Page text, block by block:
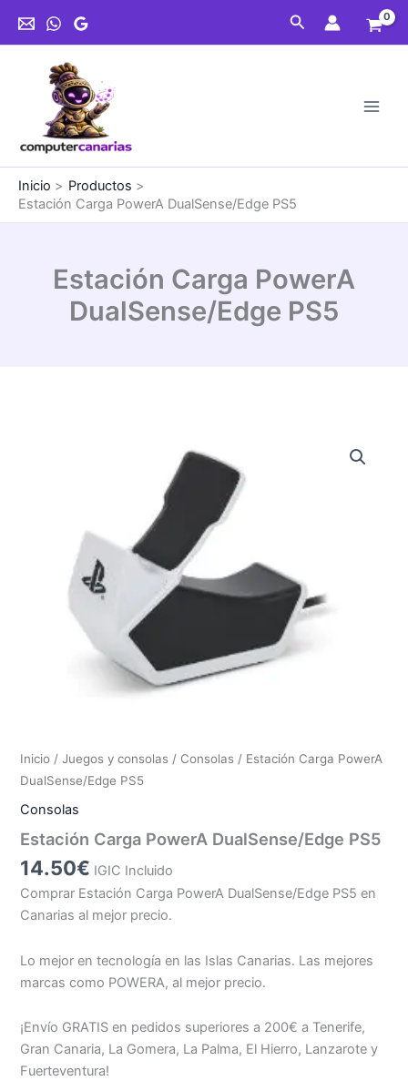
Buscar
Inicio
Productos
Estación Carga PowerA DualSense/Edge PS5
Estación Carga PowerA
DualSense/Edge PS5
Inicio /Juegos y consolas / Consolas / Estación Carga PowerA
DualSense/Edge PS5
Consolas
Estación Carga PowerA DualSense/Edge PS5
14.50€ IGIC Incluido
Comprar Estación Carga PowerA DualSense/Edge PS5 en
Canarias al mejor precio.
Lo mejor en tecnología en las Islas Canarias. Las mejores
marcas como POWERA, al mejor precio.
¡Envío GRATIS en pedidos superiores a 200€ a Tenerife,
Gran Canaria, La Gomera, La Palma, El Hierro, Lanzarote y
Fuerteventura!
DualSense/Edge
PS5